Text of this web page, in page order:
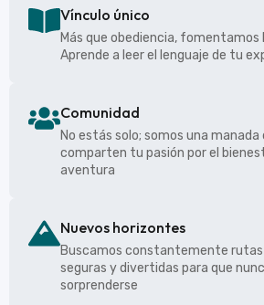
Vínculo único
Más que obediencia, fomentamos
Aprende a leer el lenguaje de tu
Comunidad
No estás solo; somos una
comparten tu pasión por el
aventura
Nuevos horizontes
Buscamos constantemente rutas
seguras y divertidas para que
sorprenderse